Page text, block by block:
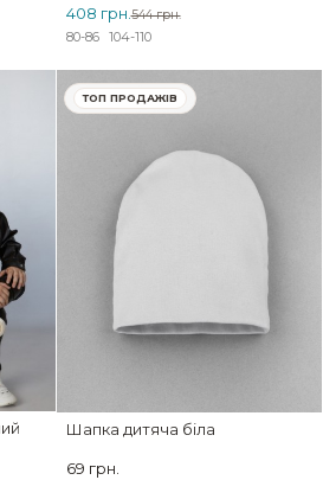
544 грн.
408 грн.
80-86 104-110
ТОП ПРОДАЖІВ
Шапка дитяча біла
69 грн.